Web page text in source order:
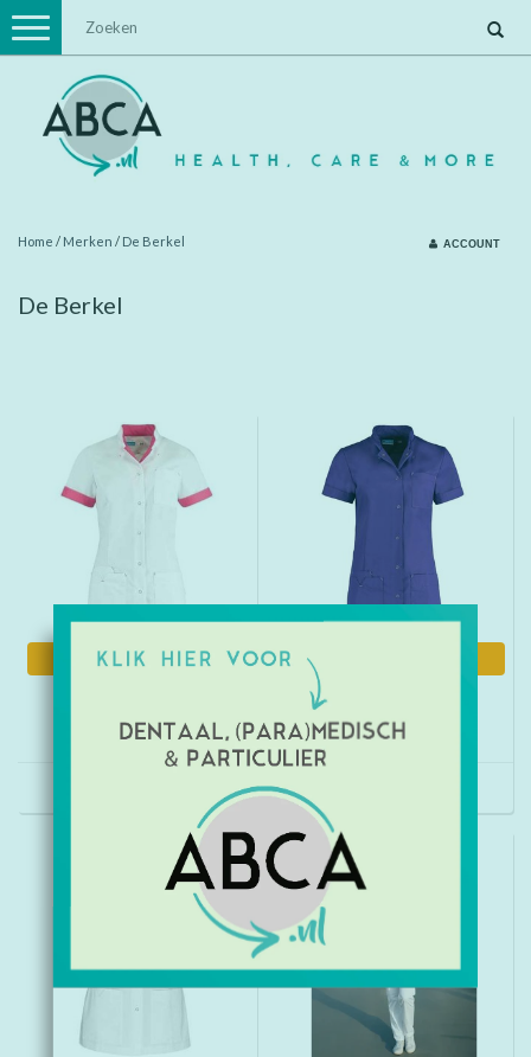
Toggle
navigation
Home / Merken / De Berkel ACCOUNT
De Berkel
Informatie
Damesjas Jill wit/fuchsia Damesjas Jill Paars